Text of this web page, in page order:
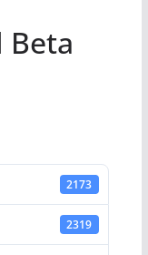
Beta
2173
2319